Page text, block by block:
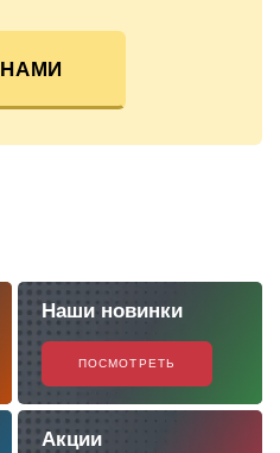
Наши новинки
ПОСМОТРЕТЬ
Акции